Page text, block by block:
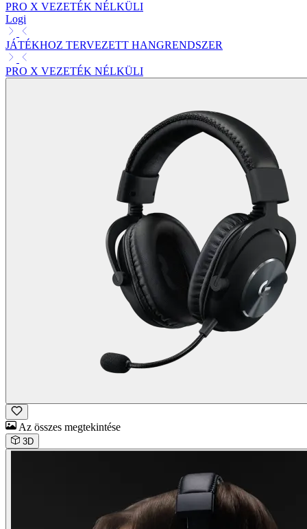
PRO X VEZETÉK NÉLKÜLI
Logi
JÁTÉKHOZ TERVEZETT HANGRENDSZER
PRO X VEZETÉK NÉLKÜLI
Az összes megtekintése
3D